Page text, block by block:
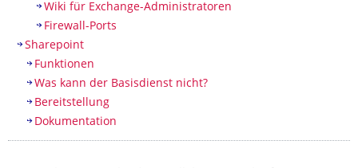
Wiki für Exchange-Administratoren
Firewall-Ports
Sharepoint
Funktionen
Was kann der Basisdienst nicht?
Bereitstellung
Dokumentation